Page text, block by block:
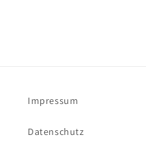
Impressum
Datenschutz